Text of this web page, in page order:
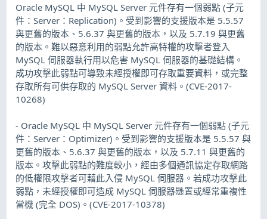
Oracle MySQL 中 MySQL Server 元件存有一個弱點 (子元
件：Server：Replication)。受到影響的支援版本是 5.5.57
與更舊的版本、5.6.37 與更舊的版本，以及 5.7.19 與更舊
的版本。難以惡意利用的弱點允許高特權的攻擊者登入
MySQL 伺服器執行用以危害 MySQL 伺服器的基礎結構。
成功攻擊此弱點可導致未經授權即可存取重要資料，或完整
存取所有可供存取的 MySQL Server 資料。(CVE-2017-
10268)
- Oracle MySQL 中 MySQL Server 元件存有一個弱點 (子元
件：Server：Optimizer)。受到影響的支援版本是 5.5.57 與
更舊的版本、5.6.37 與更舊的版本，以及 5.7.11 與更舊的
版本。攻擊此弱點的難度較小，經由多個通訊協定存取網路
的低權限攻擊者可藉此入侵 MySQL 伺服器。若成功攻擊此
弱點，未經授權即可造成 MySQL 伺服器懸置或經常重複性
當機 (完全 DOS)。(CVE-2017-10378)